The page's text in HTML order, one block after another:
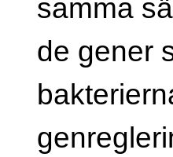
samma
de gener